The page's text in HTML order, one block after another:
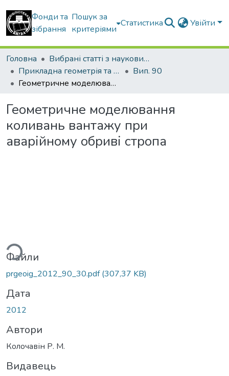
Фонди та
зібрання
Пошук за
критеріями
Статистика Увійти
Головна
Вибрані статті з наукових збірників КНУБА
Прикладна геометрія та інженерна графіка
Вип. 90
Геометричне моделювання коливань вантажу при аварійному обриві стропа
Геометричне моделювання
коливань вантажу при
аварійному обриві стропа
Файли
prgeoig_2012_90_30.pdf(307,37 KB)
Дата
2012
Автори
Колочавін Р. М.
Видавець